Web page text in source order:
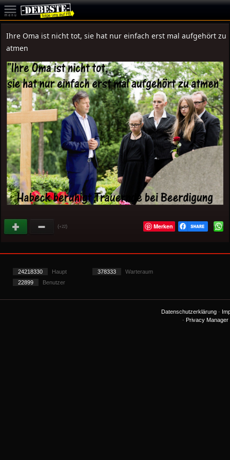
Ihre Oma ist nicht tot, sie hat nur einfach erst mal aufgehört zu
atmen
(+22) Merken
24218330 Haupt 378333
Warteraum
22899
Benutzer
Datenschutzerklärung-
- Privacy Manager